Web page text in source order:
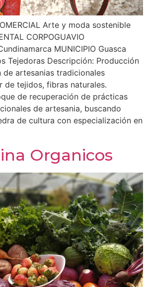
Arte y moda sostenible
CORPOGUAVIO
MUNICIPIO Guasca
Tejedoras Descripción: Producción
artesanias tradicionales
de tejidos, fibras naturales.
de recuperación de prácticas
de artesania, buscando
de cultura con especialización en
Organicos